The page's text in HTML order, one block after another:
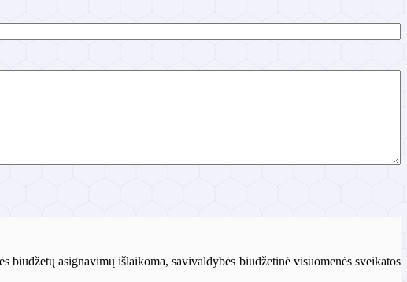
biudžetų asignavimų išlaikoma, savivaldybės biudžetinė visuomenės sveikatos